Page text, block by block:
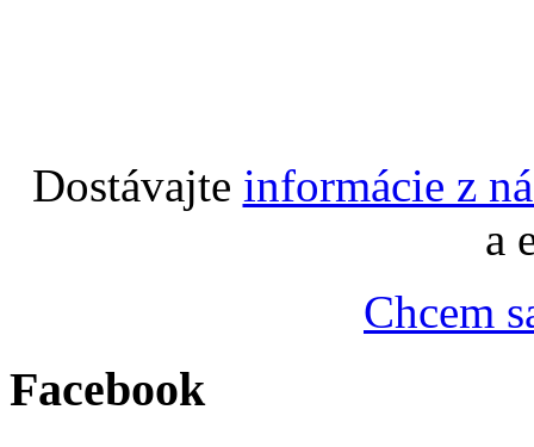
Dostávajte informácie z
a
Chcem
Facebook